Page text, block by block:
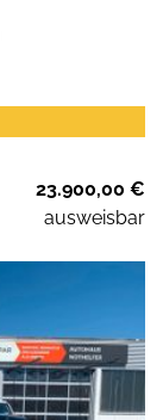
23.900,00 €
ausweisbar